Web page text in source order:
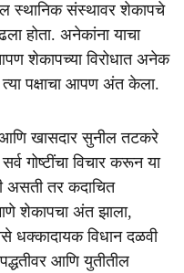
स्थानिक संस्थावर शेकापचे
होता. अनेकांना याचा
शेकापच्या विरोधात अनेक
पक्षाचा आपण अंत केला.
आणि खासदार सुनील तटकरे
गोष्टींचा विचार करून या
असती तर कदाचित
शेकापचा अंत झाला,
धक्कादायक विधान दळवी
आणि युतीतील